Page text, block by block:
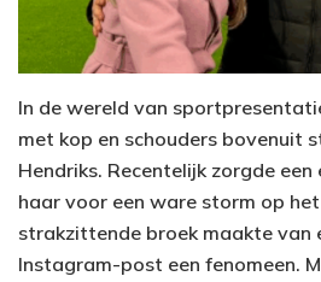
In de wereld van
met kop en schouders bovenuit
Hendriks. Recentelijk zorgde
haar voor een ware storm op
strakzittende broek maakte van
Instagram-post een fenomeen.